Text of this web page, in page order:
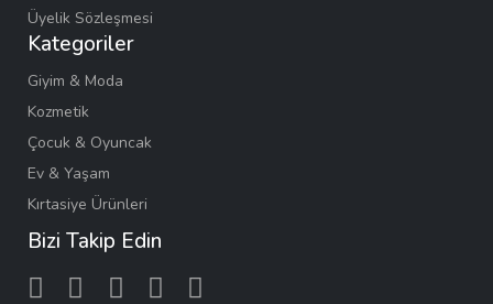
Üyelik Sözleşmesi
Kategoriler
Giyim & Moda
Kozmetik
Çocuk & Oyuncak
Ev & Yaşam
Kırtasiye Ürünleri
Bizi Takip Edin